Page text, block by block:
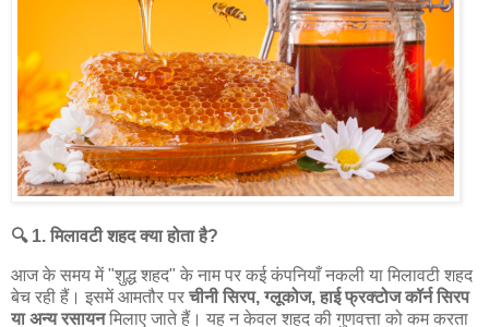
🔍1.मिलावटी शहद क्या होता है?
आज के समय में"शुद्ध शहद" के नाम पर कई कंपनियाँ नकली या मिलावटी शहद
बेच रही हैं। इसमें आमतौर पर चीनी सिरप,ग्लूकोज,हाई फ्रक्टोज कॉर्न सिरप
या अन्य रसायन मिलाए जाते हैं। यह न केवल शहद की गुणवत्ता को कम करता